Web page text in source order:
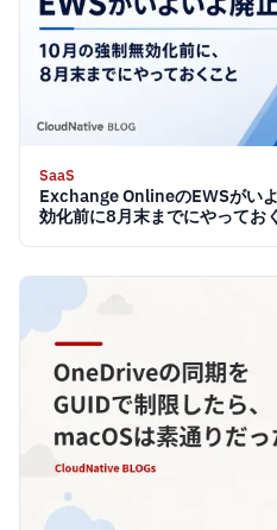
SaaS
Exchange OnlineのEWSがい
効化前に8月末までにやってお